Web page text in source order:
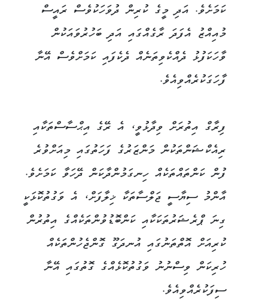
ކަމަށެވެ. އަދި މީގެ ކުރިން ދުވަހަކުވެސް ރައީސް
މުއިއްޒު އެފަދަ ރާގެއްގައި އަދި ބަހުރުވައަކުން
ވާހަކަފުޅު ދެއްކެވިތަނެއް ދެކެފައި ކަމަށްވެސް އޭނާ
ފާހަގަކުރެއްވިއެވެ.
ފިރާގް އިތުރަށް ވިދާޅުވީ، އެ ރޭގެ އިޙްސާސްތަކާއި
ރިއެކްޝަންތަކުން މަންޒަރުގެ ފަހަތުގައި މިއަށްވުރެ
ފުން ކަންތައްތަކެއް ހިނގަމުންދާކަން ދޭހަވާ ކަމަށެވެ.
އާންމު ސިޔާސީ ޖަލްސާތަކާ ޚިލާފަށް، އެ ވަގުތުކޮޅަކީ
ގިނަ ޕްރެޝަރުތަކަކާއި ކަންބޮޑުވުންތަކެއްގެ އިތުރުން
ކުރިއަށް އޮތްތަނުގައި އުނދަގޫ ގޮންޖެހުންތަކެއް
ހުރިކަން ވިސްނުނު ވަގުތުކޮޅެއްގެ ގޮތުގައި އޭނާ
ސިފަކުރެއްވިއެވެ.